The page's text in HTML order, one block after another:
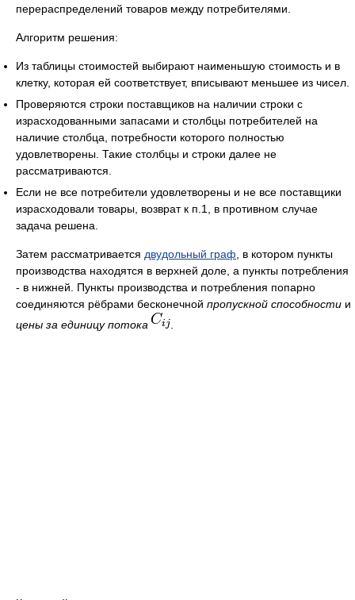
перераспределений товаров между потребителями.
Алгоритм решения:
Из таблицы стоимостей выбирают наименьшую стоимость и в
клетку, которая ей соответствует, вписывают меньшее из чисел.
Проверяются строки поставщиков на наличии строки с
израсходованными запасами и столбцы потребителей на
наличие столбца, потребности которого полностью
удовлетворены. Такие столбцы и строки далее не
рассматриваются.
Если не все потребители удовлетворены и не все поставщики
израсходовали товары, возврат к п.1, в противном случае
задача решена.
Затем рассматривается двудольный граф , в котором пункты
производства находятся в верхней доле, а пункты потребления
- в нижней. Пункты производства и потребления попарно
соединяются рёбрами бесконечной пропускной способности и
цены за единицу потока